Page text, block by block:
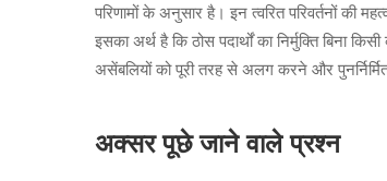
परिणामों के अनुसार है। इन त्वरित परिवर्तनों की
इसका अर्थ है कि ठोस पदार्थों का निर्मुक्ति बिना
असेंबलियों को पूरी तरह से अलग करने और
अक्सर पूछे जाने वाले प्रश्न